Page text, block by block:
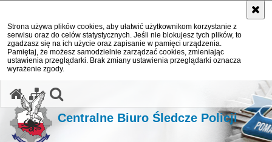
Strona używa plików cookies, aby ułatwić użytkownikom korzystanie z
serwisu oraz do celów statystycznych. Jeśli nie blokujesz tych plików, to
zgadzasz się na ich użycie oraz zapisanie w pamięci urządzenia.
Pamiętaj, że możesz samodzielnie zarządzać cookies, zmieniając
ustawienia przeglądarki. Brak zmiany ustawienia przeglądarki oznacza
wyrażenie zgody.
Centralne Biuro Śledcze Policji